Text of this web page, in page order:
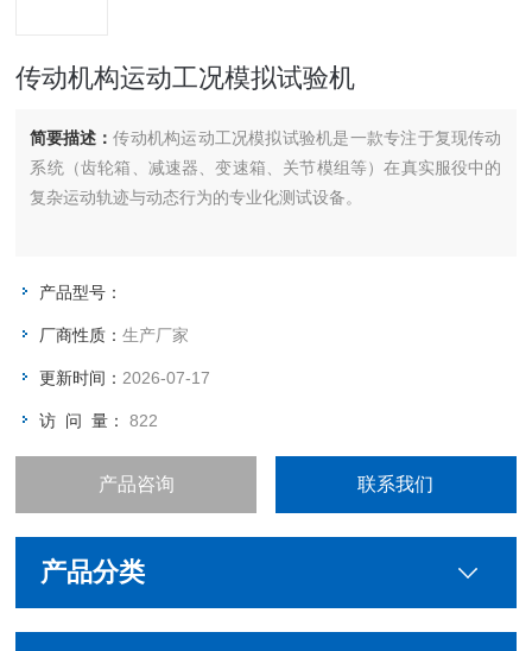
传动机构运动工况模拟试验机
简要描述：传动机构运动工况模拟试验机是一款专注于复现传动
系统（齿轮箱、减速器、变速箱、关节模组等）在真实服役中的
复杂运动轨迹与动态行为的专业化测试设备。
产品型号：
厂商性质：生产厂家
更新时间： 2026-07-17
访 问 量：822
产品咨询 联系我们
产品分类